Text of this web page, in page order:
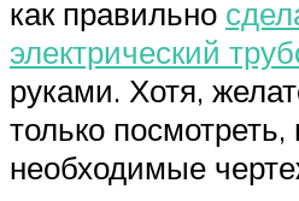
как правильно
электрический
руками. Хотя,
только посмотреть,
необходимые